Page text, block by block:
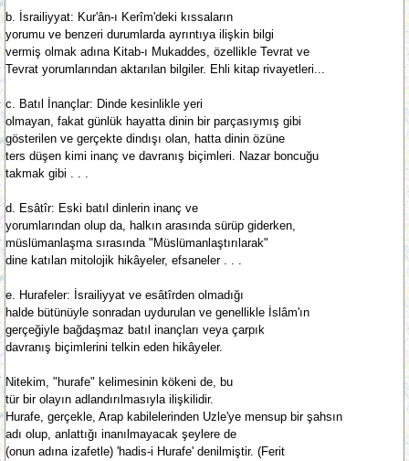
b. İsrailiyyat: Kur'ân-ı Kerîm'deki kıssaların
yorumu ve benzeri durumlarda ayrıntıya ilişkin bilgi
vermiş olmak adına Kitab-ı Mukaddes, özellikle Tevrat ve
Tevrat yorumlarından aktarılan bilgiler. Ehli kitap rivayetleri...
c. Batıl İnançlar: Dinde kesinlikle yeri
olmayan, fakat günlük hayatta dinin bir parçasıymış gibi
gösterilen ve gerçekte dindışı olan, hatta dinin özüne
ters düşen kimi inanç ve davranış biçimleri. Nazar boncuğu
takmak gibi . . .
d. Esâtîr: Eski batıl dinlerin inanç ve
yorumlarından olup da, halkın arasında sürüp giderken,
müslümanlaşma sırasında "Müslümanlaştırılarak"
dine katılan mitolojik hikâyeler, efsaneler . . .
e. Hurafeler: İsrailiyyat ve esâtîrden olmadığı
halde bütünüyle sonradan uydurulan ve genellikle İslâm'ın
gerçeğiyle bağdaşmaz batıl inançları veya çarpık
davranış biçimlerini telkin eden hikâyeler.
Nitekim, "hurafe" kelimesinin kökeni de, bu
tür bir olayın adlandırılmasıyla ilişkilidir.
Hurafe, gerçekle, Arap kabilelerinden Uzle'ye mensup bir şahsın
adı olup, anlattığı inanılmayacak şeylere de
(onun adına izafetle) 'hadis-i Hurafe' denilmiştir. (Ferit